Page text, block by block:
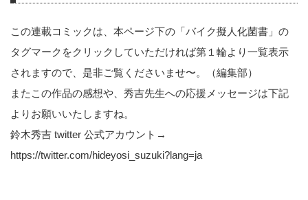
この連載コミックは、本ページ下の「バイク擬人化菌書」の
タグマークをクリックしていただければ第１輪より一覧表示
されますので、是非ご覧くださいませ〜。（編集部）
またこの作品の感想や、秀吉先生への応援メッセージは下記
よりお願いいたしますね。
鈴木秀吉 twitter 公式アカウント→
https://twitter.com/hideyosi_suzuki?lang=ja